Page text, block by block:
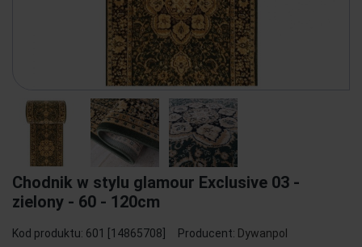
Chodnik w stylu glamour Exclusive 03 -
zielony - 60 - 120cm
Kod produktu: 601 [14865708] Producent: Dywanpol